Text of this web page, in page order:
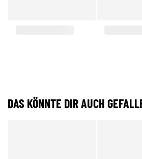
DAS KÖNNTE DIR AUCH